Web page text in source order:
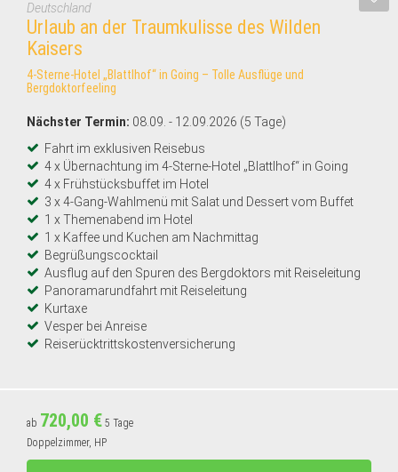
Deutschland
Urlaub an der Traumkulisse des Wilden
Kaisers
4-Sterne-Hotel „Blattlhof“ in Going – Tolle Ausflüge und
Bergdoktorfeeling
Nächster Termin: 08.09. - 12.09.2026 (5 Tage)
Fahrt im exklusiven Reisebus
4 x Übernachtung im 4-Sterne-Hotel „Blattlhof“ in Going
4 x Frühstücksbuffet im Hotel
3 x 4-Gang-Wahlmenü mit Salat und Dessert vom Buffet
1 x Themenabend im Hotel
1 x Kaffee und Kuchen am Nachmittag
Begrüßungscocktail
Ausflug auf den Spuren des Bergdoktors mit Reiseleitung
Panoramarundfahrt mit Reiseleitung
Kurtaxe
Vesper bei Anreise
Reiserücktrittskostenversicherung
ab 720,00 € 5 Tage
Doppelzimmer, HP